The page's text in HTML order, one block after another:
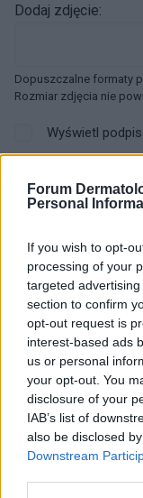
Forum
Personal
If you wish to opt-
processing of your
targeted
section to confirm
opt-out request is
interest-based ads
us or personal
your opt-out. You
disclosure of your
IAB’s list of
also be disclosed
Downstream
Dodaj zdjęcie:
Dopuszczalne formaty
Rozmiar zdjęcia nie
Wyświetl podpis